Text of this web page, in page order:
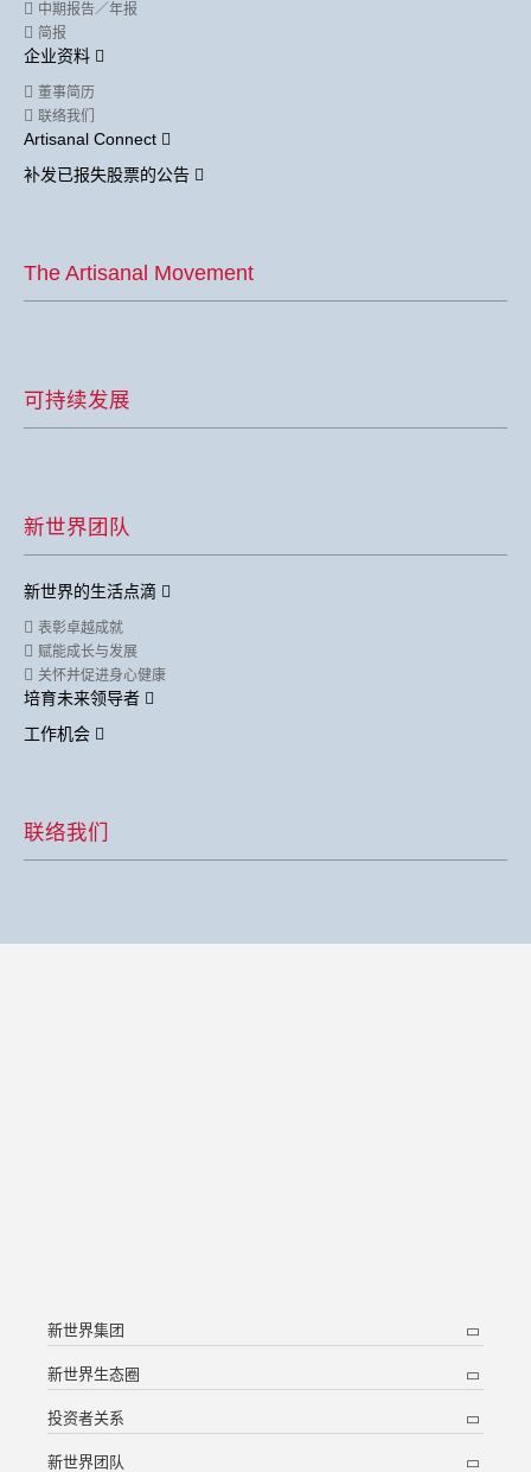
中期报告／年报
简报
企业资料
董事简历
联络我们
Artisanal Connect
补发已报失股票的公告
The Artisanal Movement
可持续发展
新世界团队
新世界的生活点滴
表彰卓越成就
赋能成长与发展
关怀并促进身心健康
培育未来领导者
工作机会
联络我们
新世界集团
新世界生态圈
投资者关系
新世界团队